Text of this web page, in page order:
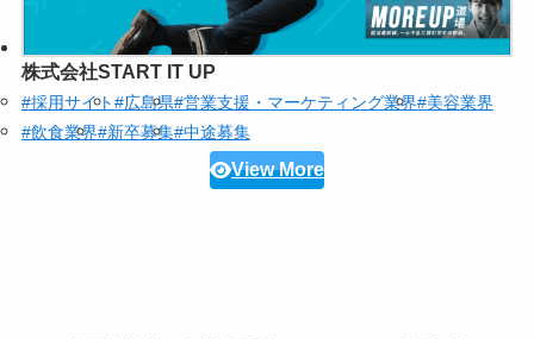
株式会社START IT UP
#採用サイト#広島県#営業支援・マーケティング業界#美容業界
#飲食業界#新卒募集#中途募集
View More